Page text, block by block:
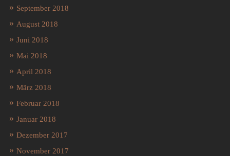
September 2018
August 2018
Juni 2018
Mai 2018
April 2018
März 2018
Februar 2018
Januar 2018
Dezember 2017
November 2017